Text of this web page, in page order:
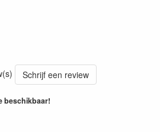
Schrijf een review
beschikbaar!